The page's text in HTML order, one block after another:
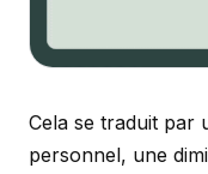
Cela se traduit par
personnel, une